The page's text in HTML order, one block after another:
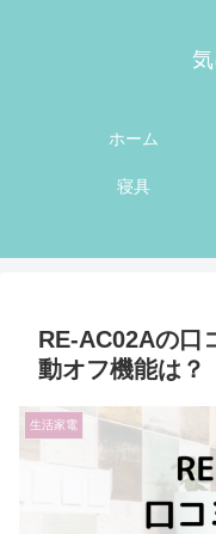
ホーム
寝具
RE-AC02Aの口
動オフ機能は？
生活家電